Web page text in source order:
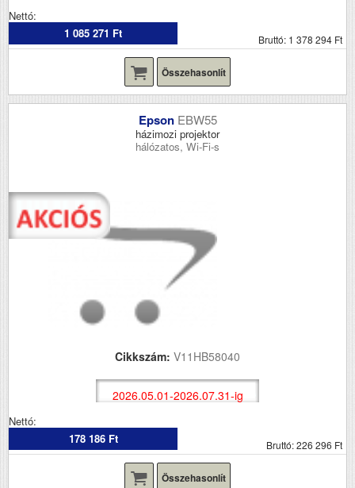
Nettó:
1 085 271 Ft
Bruttó: 1 378 294 Ft
Összehasonlít
Epson EBW55
házimozi projektor
hálózatos, Wi-Fi-s
Cikkszám: V11HB58040
2026.05.01-2026.07.31-ig
Nettó:
178 186 Ft
Bruttó: 226 296 Ft
Összehasonlít